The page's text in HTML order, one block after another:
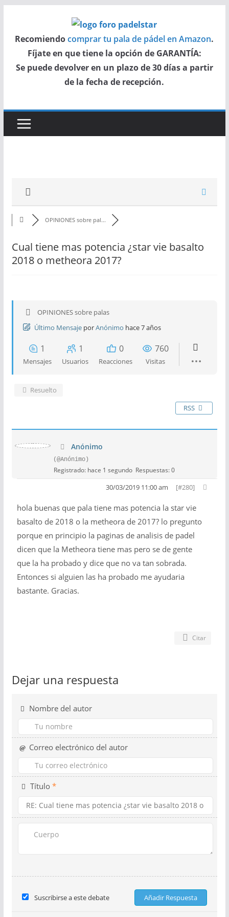
contenido
Recomiendocomprar tu pala de pádel en Amazon.
Fíjate en que tiene la opción de GARANTÍA:
Se puede devolver en un plazo de 30 días a partir
de la fecha de recepción.
OPINIONES sobre pal...
Cual tiene mas potencia ¿star vie basalto
2018 o metheora 2017?
OPINIONES sobre palas
Último Mensaje porAnónimo hace 7 años
1
Mensajes
1
Usuarios
0
Reacciones
760
Visitas
Resuelto
RSS
Anónimo
(@Anónimo)
Registrado: hace 1 segundo Respuestas: 0
30/03/2019 11:00 am [#280]
hola buenas que pala tiene mas potencia la star vie
basalto de 2018 o la metheora de 2017? lo pregunto
porque en principio la paginas de analisis de padel
dicen que la Metheora tiene mas pero se de gente
que la ha probado y dice que no va tan sobrada.
Entonces si alguien las ha probado me ayudaria
bastante. Gracias.
Citar
Dejar una respuesta
Nombre del autor
Correo electrónico del autor
Título *
Suscribirse a este debate